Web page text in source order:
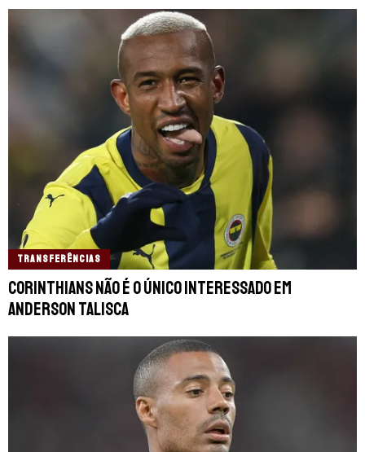
TRANSFERÊNCIAS
Corinthians não é o único interessado em
Anderson Talisca